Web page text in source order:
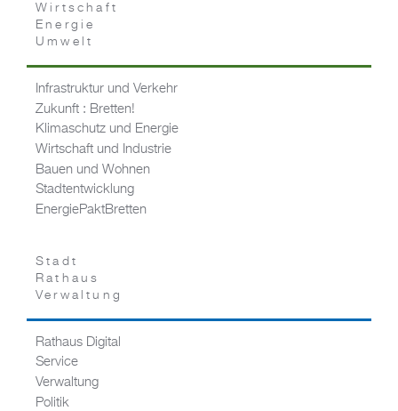
Wirtschaft
Energie
Umwelt
Infrastruktur und Verkehr
Zukunft : Bretten!
Klimaschutz und Energie
Wirtschaft und Industrie
Bauen und Wohnen
Stadtentwicklung
EnergiePaktBretten
Stadt
Rathaus
Verwaltung
Rathaus Digital
Service
Verwaltung
Politik